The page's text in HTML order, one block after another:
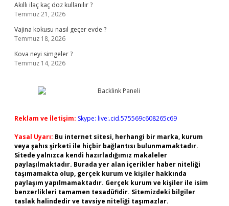
Akıllı ilaç kaç doz kullanılır ?
Temmuz 21, 2026
Vajina kokusu nasıl geçer evde ?
Temmuz 18, 2026
Kova neyi simgeler ?
Temmuz 14, 2026
Reklam ve İletişim: Skype: live:.cid.575569c608265c69
Yasal Uyarı: Bu internet sitesi, herhangi bir marka, kurum
veya şahıs şirketi ile hiçbir bağlantısı bulunmamaktadır.
Sitede yalnızca kendi hazırladığımız makaleler
paylaşılmaktadır. Burada yer alan içerikler haber niteliği
taşımamakta olup, gerçek kurum ve kişiler hakkında
paylaşım yapılmamaktadır. Gerçek kurum ve kişiler ile isim
benzerlikleri tamamen tesadüfidir. Sitemizdeki bilgiler
taslak halindedir ve tavsiye niteliği taşımazlar.